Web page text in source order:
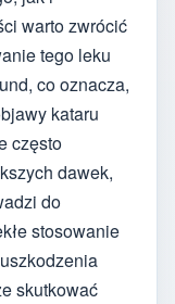
warto zwrócić
tego leku
co oznacza,
kataru
często
dawek,
do
stosowanie
skutkować